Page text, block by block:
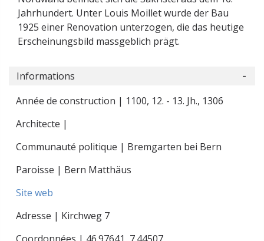
Jahrhundert. Unter Louis Moillet wurde der Bau
1925 einer Renovation unterzogen, die das heutige
Erscheinungsbild massgeblich prägt.
Informations
Année de construction | 1100, 12. - 13. Jh., 1306
Architecte |
Communauté politique | Bremgarten bei Bern
Paroisse | Bern Matthäus
Site web
Adresse | Kirchweg 7